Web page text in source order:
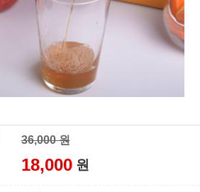
36,000 원
18,000 원